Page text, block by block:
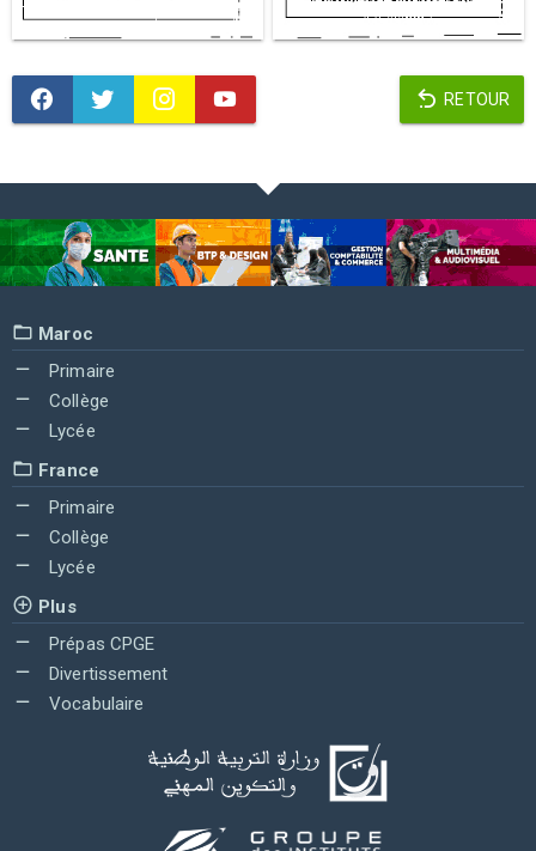
RETOUR
Maroc
Primaire
Collège
Lycée
France
Primaire
Collège
Lycée
Plus
Prépas CPGE
Divertissement
Vocabulaire